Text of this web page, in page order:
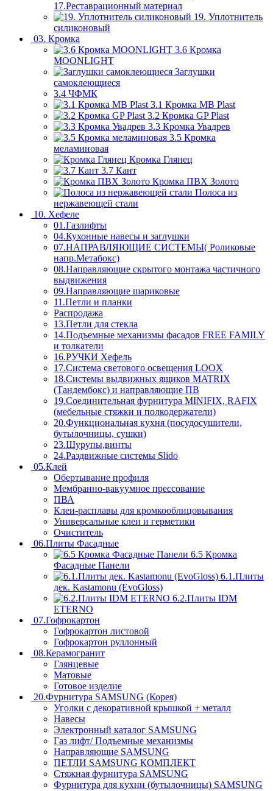
17.Реставрационный материал
19. Уплотнитель
силиконовый
03. Кромка
3.6 Кромка
MOONLIGHT
Заглушки
самоклеющиеся
3.4 ЧФМК
3.1 Кромка MB Plast
3.2 Кромка GP Plast
3.3 Кромка Увадрев
3.5 Кромка
меламиновая
Кромка Глянец
3.7 Кант
Кромка ПВХ Золото
Полоса из
нержавеющей стали
10. Хефеле
01.Газлифты
04.Кухонные навесы и заглушки
07.НАПРАВЛЯЮЩИЕ СИСТЕМЫ( Роликовые
напр.Метабокс)
08.Направляющие скрытого монтажа частичного
выдвижения
09.Направляющие шариковые
11.Петли и планки
Распродажа
13.Петли для стекла
14.Подъемные механизмы фасадов FREE FAMILY
и толкатели
16.РУЧКИ Хефель
17.Система светового освещения LOOX
18.Системы выдвижных ящиков MATRIX
(Тандембокс) и направляющие ПВ
19.Соединительная фурнитура MINIFIX, RAFIX
(мебельные стяжки и полкодержатели)
20.Функциональная кухня (посудосушители,
бутылочницы, сушки)
23.Шурупы,винты
24.Раздвижные системы Slido
05.Клей
Обертывание профиля
Мембранно-вакуумное прессование
ПВА
Клеи-расплавы для кромкооблицовывания
Универсальные клеи и герметики
Очиститель
06.Плиты Фасадные
6.5 Кромка
Фасадные Панели
6.1.Плиты
дек. Kastamonu (EvoGloss)
6.2.Плиты IDM
ETERNO
07.Гофрокартон
Гофрокартон листовой
Гофрокартон руллонный
08.Керамогранит
Глянцевые
Матовые
Готовое изделие
20.Фурнитура SAMSUNG (Корея)
Уголки с декоративной крышкой + металл
Навесы
Электронный каталог SAMSUNG
Газ лифт/ Подъемные механизмы
Направляющие SAMSUNG
ПЕТЛИ SAMSUNG КОМПЛЕКТ
Стяжная фурнитура SAMSUNG
Фурнитура для кухни (бутылочницы) SAMSUNG